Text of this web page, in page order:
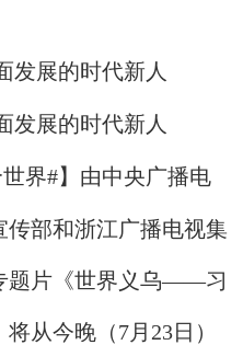
发展的时代新人
发展的时代新人
界#】由中央广播电
部和浙江广播电视集
题片《世界义乌——习
从今晚（7月23日）